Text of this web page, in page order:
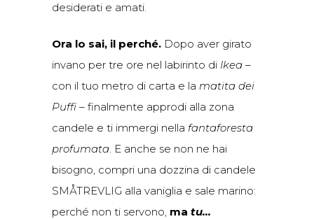
desiderati e amati.
Ora lo sai, il perché. Dopo aver girato
invano per tre ore nel labirinto di Ikea –
con il tuo metro di carta e la matita dei
Puffi – finalmente approdi alla zona
candele e ti immergi nella fantaforesta
profumata. E anche se non ne hai
bisogno, compri una dozzina di candele
SMÅTREVLIG alla vaniglia e sale marino:
perché non ti servono, ma tu…